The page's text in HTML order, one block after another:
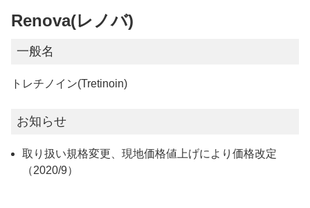
Renova(レノバ)
一般名
トレチノイン(Tretinoin)
お知らせ
取り扱い規格変更、現地価格値上げにより価格改定
（2020/9）